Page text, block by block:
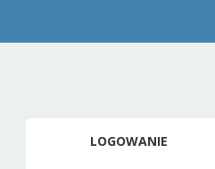
LOGOWANIE